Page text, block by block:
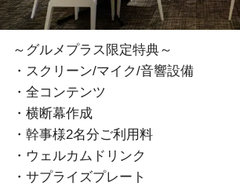
～グルメプラス限定特典～
・スクリーン/マイク/音響設備
・全コンテンツ
・横断幕作成
・幹事様2名分ご利用料
・ウェルカムドリンク
・サプライズプレート